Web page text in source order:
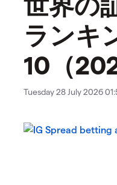
ランキ
10（
Tuesday 28 July 2026